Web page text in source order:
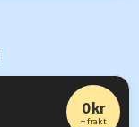
0 kr
+ frakt